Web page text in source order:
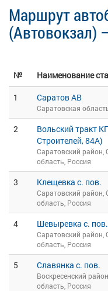
Маршрут
(Автовокзал)
№ Наименование
1
Саратов АВ
Саратовская
2
Вольский тракт
Строителей, 84А)
Саратовский район,
область, Россия
3 Клещевка с. пов.
Саратовский район,
область, Россия
4 Шевыревка с. пов.
Саратовский район,
область, Россия
5 Славянка с. пов.
Воскресенский
область, Россия